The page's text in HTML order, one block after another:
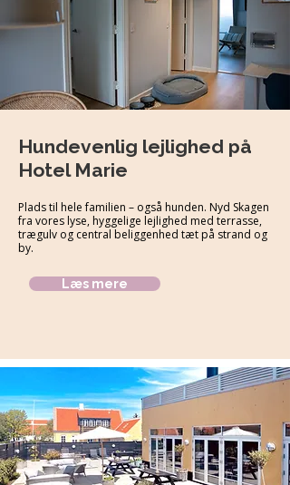
Hundevenlig lejlighed på
Hotel Marie
Plads til hele familien – også hunden. Nyd Skagen
fra vores lyse, hyggelige lejlighed med terrasse,
trægulv og central beliggenhed tæt på strand og
by.
Læs mere